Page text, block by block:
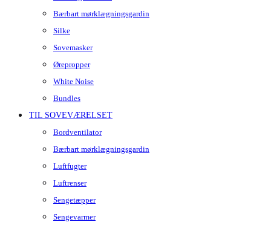
Bærbart mørklægningsgardin
Silke
Sovemasker
Ørepropper
White Noise
Bundles
TIL SOVEVÆRELSET
Bordventilator
Bærbart mørklægningsgardin
Luftfugter
Luftrenser
Sengetæpper
Sengevarmer